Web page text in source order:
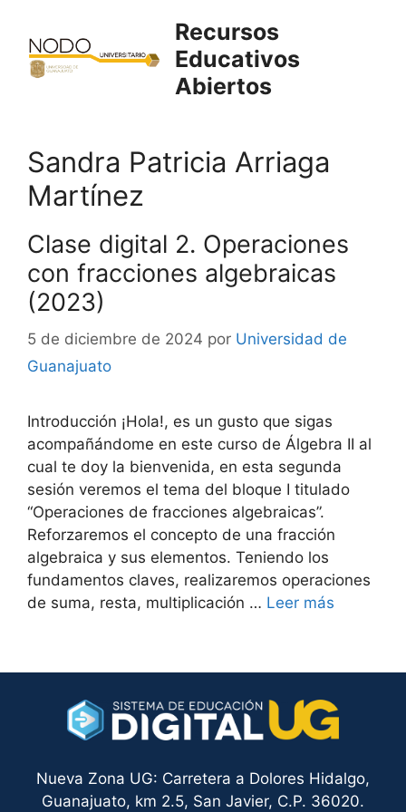
contenido
Recursos
Educativos
Abiertos
Sandra Patricia Arriaga
Martínez
Clase digital 2. Operaciones
con fracciones algebraicas
(2023)
5 de diciembre de 2024 por Universidad de
Guanajuato
Introducción ¡Hola!, es un gusto que sigas
acompañándome en este curso de Álgebra II al
cual te doy la bienvenida, en esta segunda
sesión veremos el tema del bloque I titulado
“Operaciones de fracciones algebraicas”.
Reforzaremos el concepto de una fracción
algebraica y sus elementos. Teniendo los
fundamentos claves, realizaremos operaciones
de suma, resta, multiplicación … Leer más
Nueva Zona UG: Carretera a Dolores Hidalgo,
Guanajuato, km 2.5, San Javier, C.P. 36020.